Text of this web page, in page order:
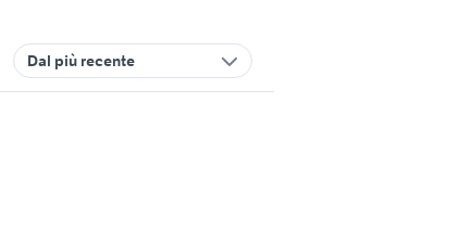
Dal più recente